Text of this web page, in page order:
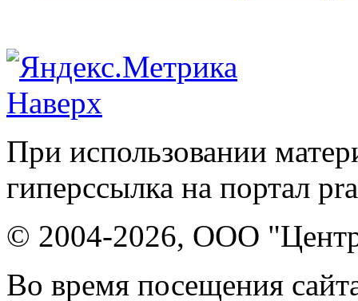
Наверх
При использовании
гиперссылка на портал
© 2004-2026, ООО "Центр
Во время посещения